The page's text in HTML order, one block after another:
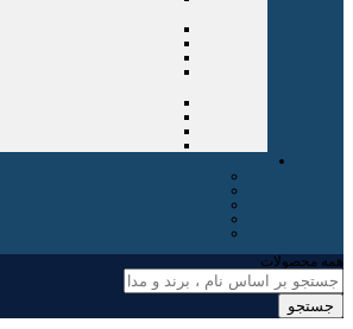
همه محصولات
جستجو